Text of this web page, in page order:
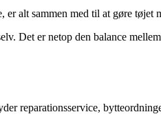
er alt sammen med til at gøre tøjet
Det er netop den balance
reparationsservice,